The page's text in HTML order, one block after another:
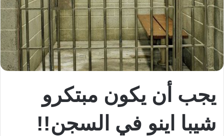
يجب أن يكون مبتكرو
شيبا اينو في السجن!!